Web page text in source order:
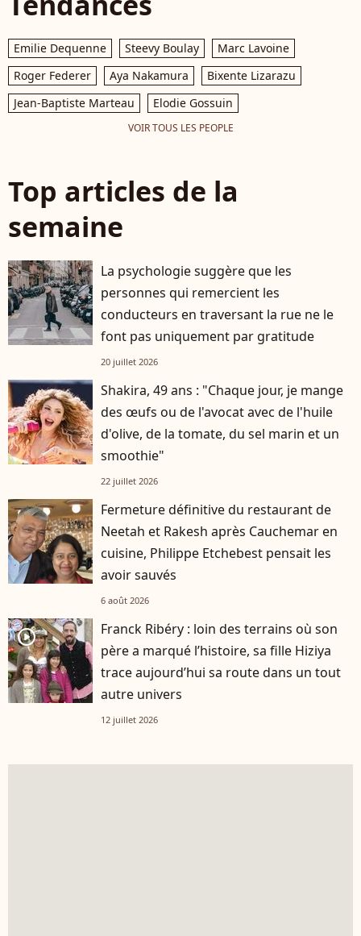
Emilie Dequenne Steevy Boulay
Marc Lavoine
Roger Federer
Aya Nakamura
Bixente Lizarazu
Jean-Baptiste Marteau
Elodie Gossuin
VOIR TOUS LES PEOPLE
Top articles de la
semaine
La psychologie suggère que les
personnes qui remercient les
conducteurs en traversant la rue ne le
font pas uniquement par gratitude
20 juillet 2026
Shakira, 49 ans : "Chaque jour, je mange
des œufs ou de l'avocat avec de l'huile
d'olive, de la tomate, du sel marin et un
smoothie"
22 juillet 2026
Fermeture définitive du restaurant de
Neetah et Rakesh après Cauchemar en
cuisine, Philippe Etchebest pensait les
avoir sauvés
6 août 2026
player2
Franck Ribéry : loin des terrains où son
père a marqué l’histoire, sa fille Hiziya
trace aujourd’hui sa route dans un tout
autre univers
12 juillet 2026